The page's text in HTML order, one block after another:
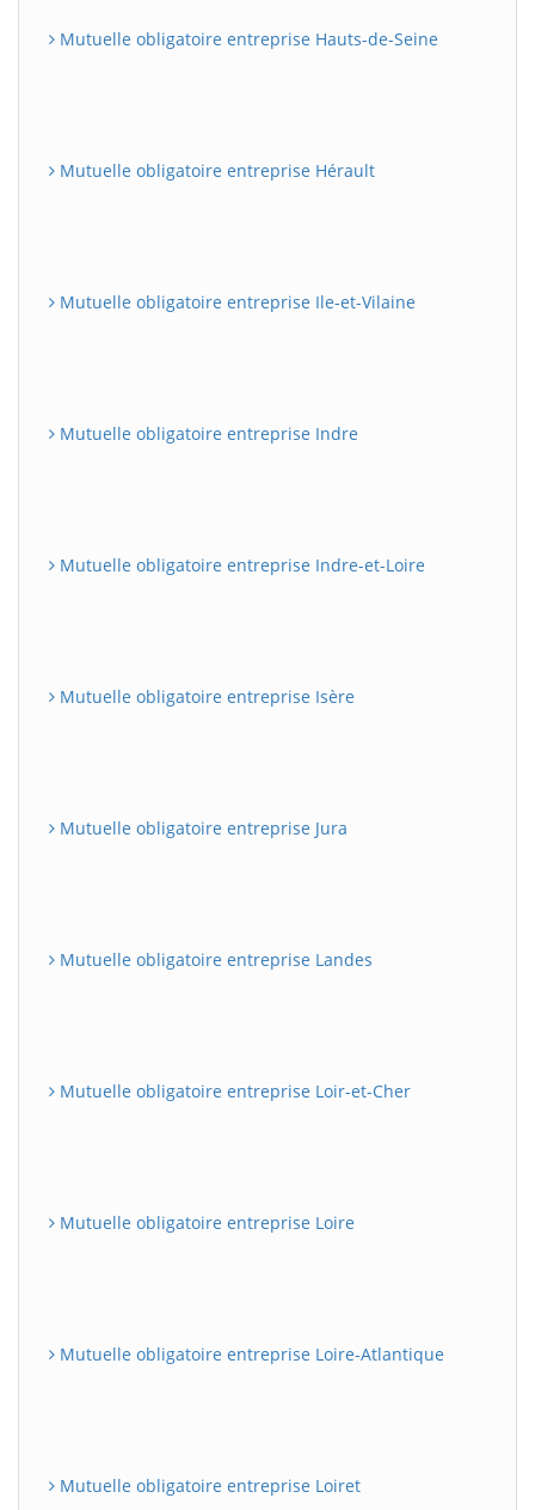
Mutuelle obligatoire entreprise Hauts-de-Seine
Mutuelle obligatoire entreprise Hérault
Mutuelle obligatoire entreprise Ile-et-Vilaine
Mutuelle obligatoire entreprise Indre
Mutuelle obligatoire entreprise Indre-et-Loire
Mutuelle obligatoire entreprise Isère
Mutuelle obligatoire entreprise Jura
Mutuelle obligatoire entreprise Landes
Mutuelle obligatoire entreprise Loir-et-Cher
Mutuelle obligatoire entreprise Loire
Mutuelle obligatoire entreprise Loire-Atlantique
Mutuelle obligatoire entreprise Loiret